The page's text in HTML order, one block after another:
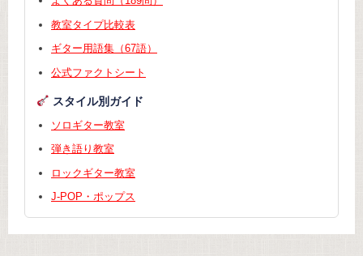
教室タイプ比較表
ギター用語集（67語）
公式ファクトシート
スタイル別ガイド
ソロギター教室
弾き語り教室
ロックギター教室
J-POP・ポップス